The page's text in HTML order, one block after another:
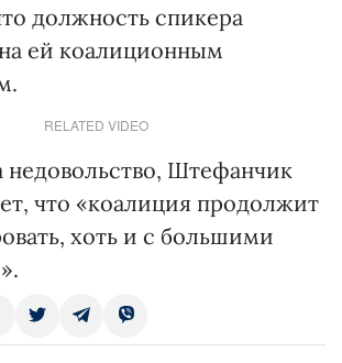
должность спикера
ей коалиционным
RELATED VIDEO
недовольство, Штефанчик
что «коалиция продолжит
хоть и с большими